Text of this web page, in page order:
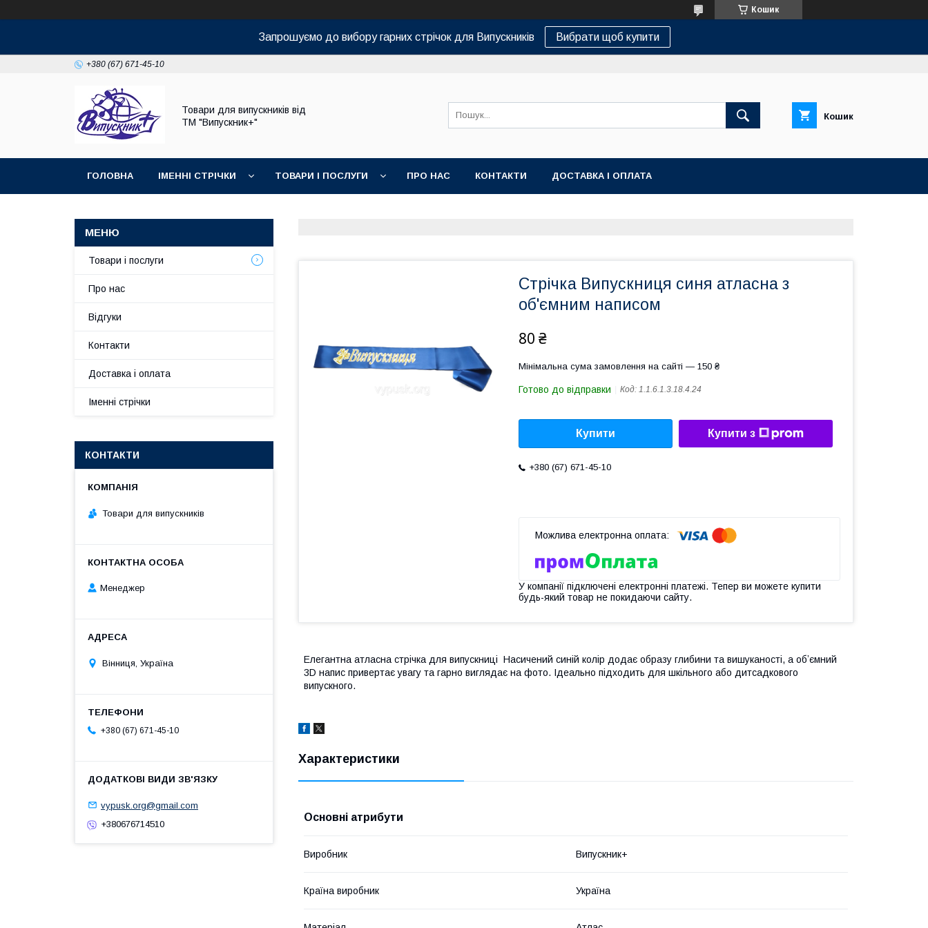
Кошик
Запрошуємо до вибору гарних стрічок для Випускників Вибрати щоб купити
+380 (67) 671-45-10
Товари для випускників від
ТМ "Випускник+"
Кошик
ГОЛОВНА ІМЕННІ СТРІЧКИ ТОВАРИ І ПОСЛУГИ ПРО НАС КОНТАКТИ ДОСТАВКА І ОПЛАТА
Стрічка Випускниця синя атласна з
об'ємним написом
80 ₴
Мінімальна сума замовлення на сайті — 150 ₴
Готово до відправки Код: 1.1.6.1.3.18.4.24
Купити Купити з
+380 (67) 671-45-10
У компанії підключені електронні платежі. Тепер ви можете купити
будь-який товар не покидаючи сайту.
Елегантна атласна стрічка для випускниці Насичений синій колір додає образу глибини та вишуканості, а обʼємний
3D напис привертає увагу та гарно виглядає на фото. Ідеально підходить для шкільного або дитсадкового
випускного.
Характеристики
Основні атрибути
Виробник Випускник+
Країна виробник Україна
Товари і послуги
Про нас
Відгуки
Контакти
Доставка і оплата
Іменні стрічки
КОНТАКТИ
Товари для випускників
Менеджер
Вінниця, Україна
+380 (67) 671-45-10
vypusk.org@gmail.com
+380676714510